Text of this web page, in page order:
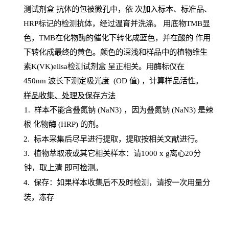
测试剂盒抗体的包被微孔中，依 次加入标本、标准品、
HRP标记的检测抗体，经过温育并洗涤。 用底物TMB显
色， TMB在化物酶的催化下转化成蓝色，并在酸的 作用
下转化成最终的黄色。颜色的深浅和样品中的植物维生
素K(VK)elisa检测试剂盒呈正相关。用酶标仪在
450nm 波长下测定吸光度 (OD 值) ，计算样品活性。
样品收集、处理及保存方法
1 . 样本不能含叠氮钠(NaN3) ，因为叠氮钠 (NaN3) 是辣
根 化物酶(HRP) 的剂。
2. 标本采集后尽早进行提取，提取按相关文献进行。
3. 植物萃取液或其它相关样本：请1000 x g离心20分
钟，取上清 即可检测。
4. 保存：如果样本收集后不及时检测，请按一次用量分
装，冻存